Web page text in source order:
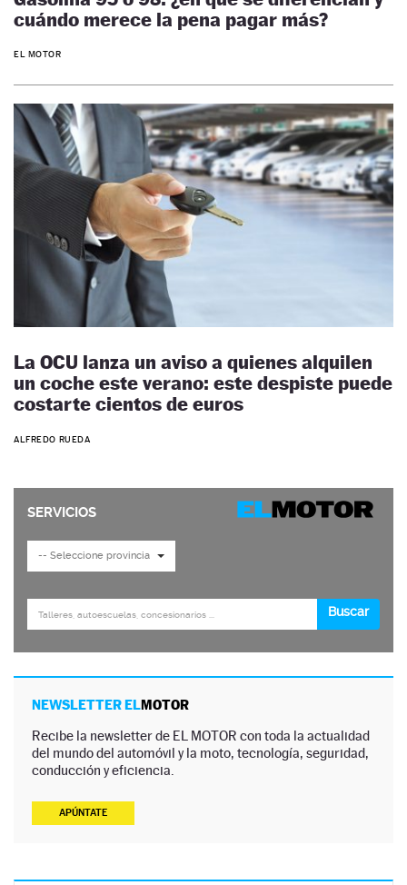
cuándo merece la pena pagar más?
EL MOTOR
La OCU lanza un aviso a quienes alquilen
un coche este verano: este despiste puede
costarte cientos de euros
ALFREDO RUEDA
NEWSLETTER ELMOTOR
Recibe la newsletter de EL MOTOR con toda la actualidad
del mundo del automóvil y la moto, tecnología, seguridad,
conducción y eficiencia.
APÚNTATE